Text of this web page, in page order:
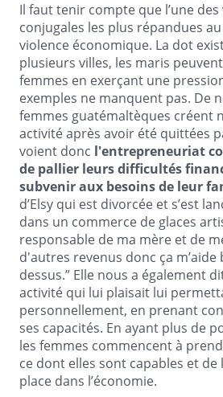
Il faut tenir compte que l’une des
conjugales les plus répandues
violence économique. La dot
plusieurs villes, les maris
femmes en exerçant une
exemples ne manquent pas. De
femmes guatémaltèques créent
activité après avoir été quittées
voient donc l'entrepreneuriat
de pallier leurs difficultés
subvenir aux besoins de leur
d’Elsy qui est divorcée et s’est
dans un commerce de glaces
responsable de ma mère et de
d'autres revenus donc ça m’aide
dessus.” Elle nous a également
activité qui lui plaisait lui
personnellement, en prenant
ses capacités. En ayant plus de
les femmes commencent à
ce dont elles sont capables et
place dans l’économie.